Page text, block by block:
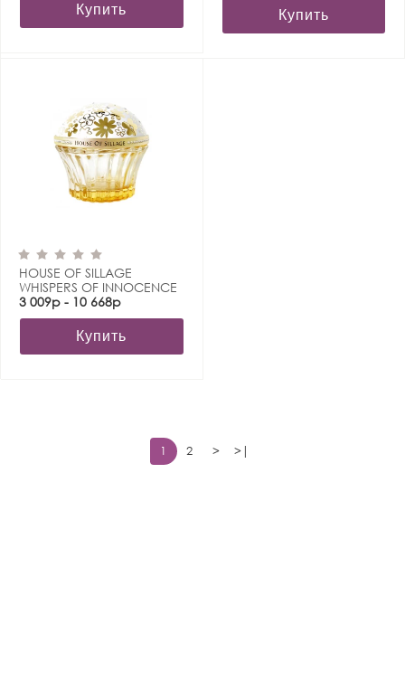
Купить Купить
HOUSE OF SILLAGE
WHISPERS OF INNOCENCE
3 009р - 10 668р
Купить
1 2 > >|